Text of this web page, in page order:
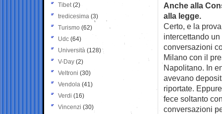
Anche alla
alla legge.
Certo, e la
intercettando
conversazioni
Milano con il
Napolitano. In
avevano
riportate.
fece soltanto
conversazioni
Tibet(2)
tredicesima (3)
Turismo (62)
Udc (64)
Università (128)
V-Day (2)
Veltroni (30)
Vendola (41)
Verdi (16)
Vincenzi (30)